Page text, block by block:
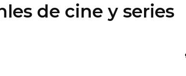
de cine y series